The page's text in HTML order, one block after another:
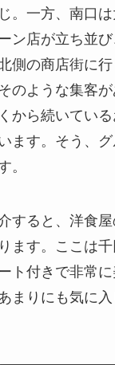
。一方、南口
ン店が立ち並
側の商店街に
のような集客
から続いてい
ます。そう、
。
すると、洋食
ます。ここは千
ト付きで非常
まりにも気に